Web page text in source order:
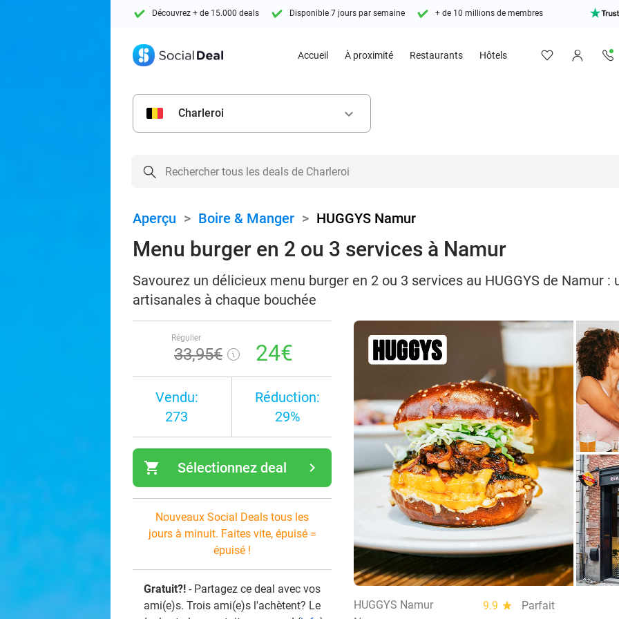
Découvrez + de 15.000 deals Disponible 7 jours par semaine + de 10 millions de membres
Accueil À proximité Restaurants Hôtels
Charleroi keyboard_arrow_down
Aperçu > Boire & Manger > HUGGYS Namur
Menu burger en 2 ou 3 services à Namur
Savourez un délicieux menu burger en 2 ou 3 services au HUGGYS de Namur :
artisanales à chaque bouchée
Régulier
33,95€ 24€
Vendu:
273
Réduction:
29%
shopping_cart navigate_next
Sélectionnez deal
Nouveaux Social Deals tous les
jours à minuit. Faites vite, épuisé =
épuisé !
Gratuit?! - Partagez ce deal avec vos
ami(e)s. Trois ami(e)s l'achètent? Le
HUGGYS Namur 9.9 star
Parfait